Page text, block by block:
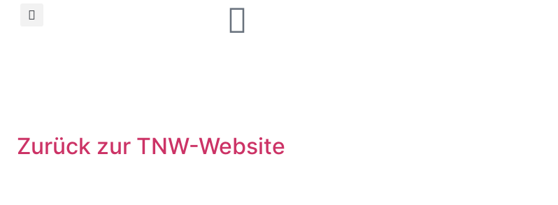
Zurück zur TNW-Website